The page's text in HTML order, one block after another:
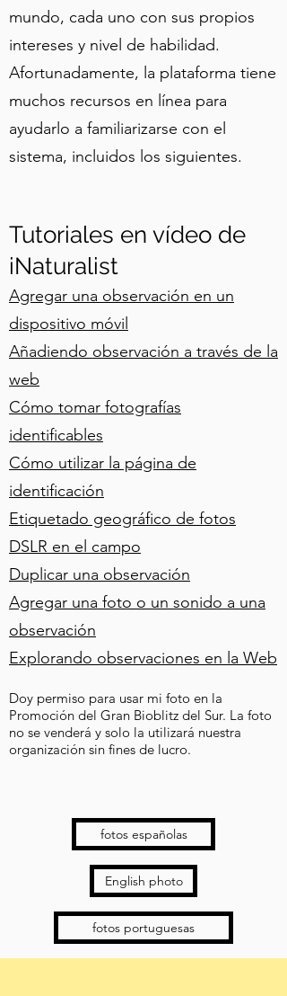
mundo, cada uno con sus propios
intereses y nivel de habilidad.
Afortunadamente, la plataforma tiene
muchos recursos en línea para
ayudarlo a familiarizarse con el
sistema, incluidos los siguientes.
Tutoriales en vídeo de
iNaturalist
Agregar una observación en un
dispositivo móvil
Añadiendo observación a través de la
web
Cómo tomar fotografías
identificables
Cómo utilizar la página de
identificación
Etiquetado geográfico de fotos
DSLR en el campo
Duplicar una observación
Agregar una foto o un sonido a una
observación
Explorando observaciones en la Web
Doy permiso para usar mi foto en la
Promoción del Gran Bioblitz del Sur. La foto
no se venderá y solo la utilizará nuestra
organización sin fines de lucro.
fotos españolas
English photo
fotos portuguesas